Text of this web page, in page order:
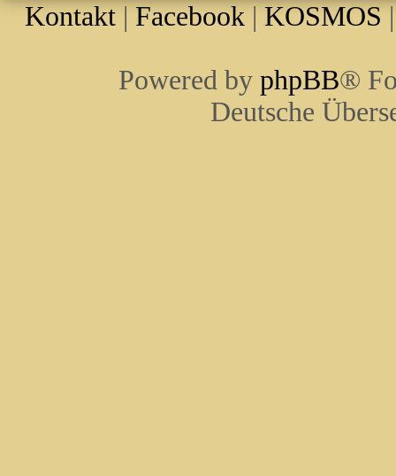
Kontakt | Facebook | KOSMOS
Powered by phpBB®
Deutsche